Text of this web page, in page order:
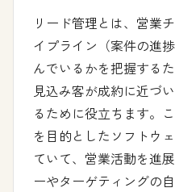
リード管理とは、営業
イプライン（案件の進
んでいるかを把握する
見込み客が成約に近づ
るために役立ちます。
を目的としたソフトウ
ていて、営業活動を進
ーやターゲティングの